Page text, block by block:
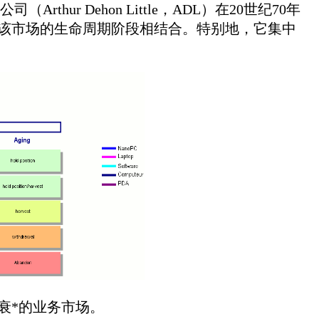
司（Arthur Dehon Little，ADL）在20世纪70年
市场的生命周期阶段相结合。特别地，它集中
的业务市场。